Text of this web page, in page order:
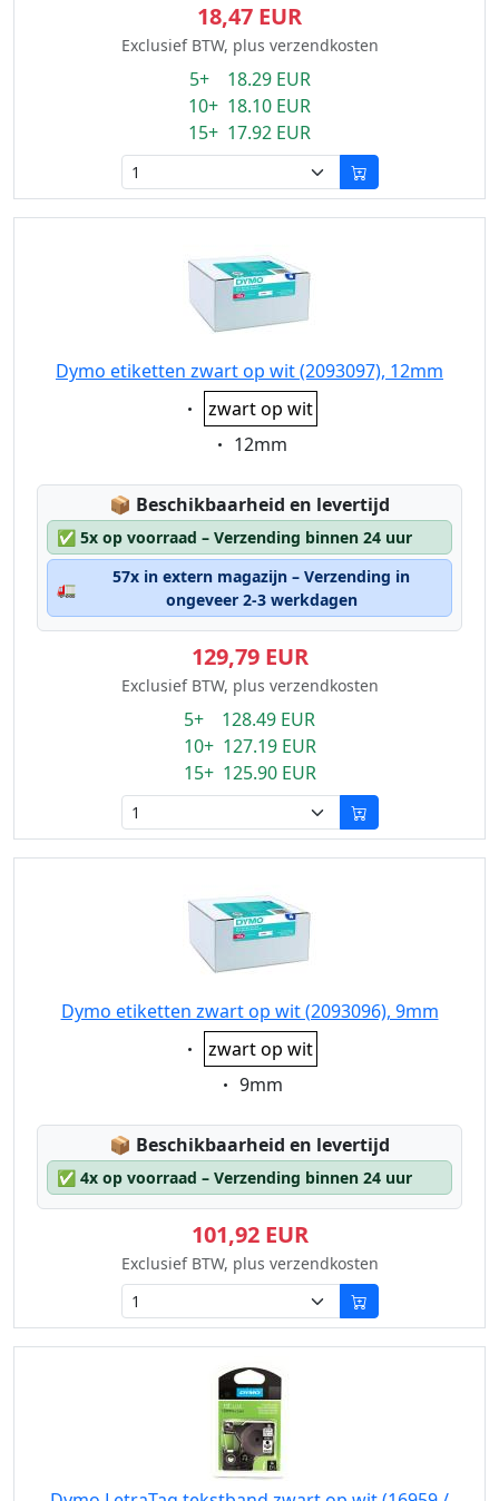
18,47 EUR
Exclusief BTW, plus verzendkosten
5+ 18.29 EUR
10+ 18.10 EUR
15+ 17.92 EUR
Dymo etiketten zwart op wit (2093097), 12mm
Eigenschaft:
zwart op wit
Eigenschaft:
12mm
📦 Lagerstatus:
Beschikbaarheid en levertijd
✅ 5x op voorraad – Verzending binnen 24 uur
🚛
57x in extern magazijn – Verzending in
ongeveer 2-3 werkdagen
129,79 EUR
Exclusief BTW, plus verzendkosten
5+ 128.49 EUR
10+ 127.19 EUR
15+ 125.90 EUR
Dymo etiketten zwart op wit (2093096), 9mm
Eigenschaft:
zwart op wit
Eigenschaft:
9mm
📦 Lagerstatus:
Beschikbaarheid en levertijd
✅ 4x op voorraad – Verzending binnen 24 uur
101,92 EUR
Exclusief BTW, plus verzendkosten